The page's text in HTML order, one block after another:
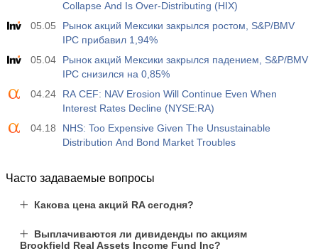
USD
100 от CFTC
Акт.
-14.6 тыс
Прог.
Пред.
Collapse And Is Over-Distributing (HIX)
05.05
Рынок акций Мексики закрылся ростом, S&P/BMV
IPC прибавил 1,94%
05.04
Рынок акций Мексики закрылся падением, S&P/BMV
IPC снизился на 0,85%
04.24
RA CEF: NAV Erosion Will Continue Even When
Interest Rates Decline (NYSE:RA)
04.18
NHS: Too Expensive Given The Unsustainable
Distribution And Bond Market Troubles
Часто задаваемые вопросы
Какова цена акций RA сегодня?
Выплачиваются ли дивиденды по акциям
Brookfield Real Assets Income Fund Inc?